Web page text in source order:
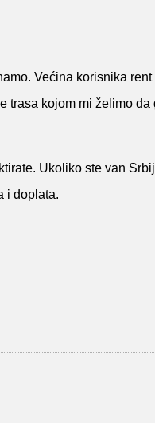
Većina korisnika
trasa kojom mi želimo da
Ukoliko ste van
i doplata.